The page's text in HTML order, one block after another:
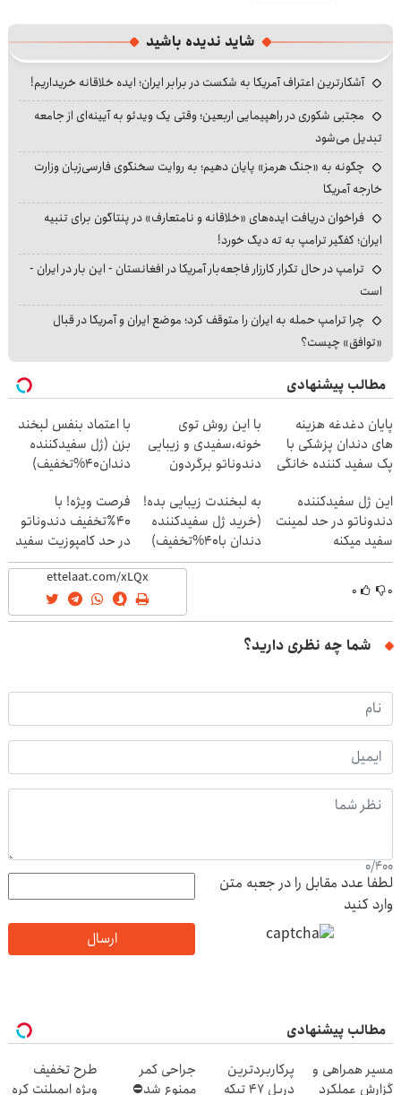
شاید ندیده باشید
آشکارترین اعتراف آمریکا به شکست در برابر ایران؛ ایده خلاقانه خریداریم!
مجتبی شکوری در راهپیمایی اربعین؛ وقتی یک ویدئو به آیینه‌ای از جامعه
تبدیل می‌شود
چگونه به «جنگ هرمز» پایان دهیم؛ به روایت سخنگوی فارسی‌زبان وزارت
خارجه آمریکا
فراخوان دریافت ایده‌های «خلاقانه و نامتعارف» در پنتاگون برای تنبیه
ایران؛ کفگیر ترامپ به ته دیگ خورد!
ترامپ در حال تکرار کارزار فاجعه‌بار آمریکا در افغانستان - این بار در ایران -
است
چرا ترامپ حمله به ایران را متوقف کرد؛ موضع ایران و آمریکا در قبال
«توافق» چیست؟
مطالب پیشنهادی
پایان دغدغه هزینه
های دندان پزشکی با
پک سفید کننده خانگی
با این روش توی
خونه،سفیدی و زیبایی
دندوناتو برگردون
با اعتماد بنفس لبخند
بزن (ژل سفیدکننده
دندان40%تخفیف)
این ژل سفیدکننده
دندوناتو در حد لمینت
سفید میکنه
(40%تخفیف)
به لبخندت زیبایی بده!
(خرید ژل سفیدکننده
دندان با40%تخفیف)
فرصت ویژه! با
40٪تخفیف دندوناتو
در حد کامپوزیت سفید
کن
۰ ۰
شما چه نظری دارید؟
0/400
لطفا عدد مقابل را در جعبه متن
وارد کنید
ارسال
مطالب پیشنهادی
مسیر همراهی و
گزارش عملکرد
پرکاربردترین
دریل 47 تیکه
جراحی کمر
ممنوع شد⛔
طرح تخفیف
ویژه ایمپلنت کره